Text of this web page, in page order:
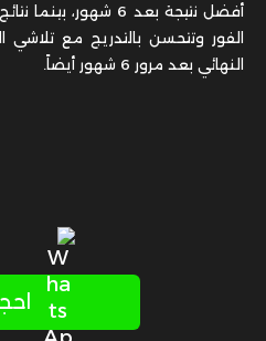
أفضل نتيجة بعد 6
الفور وتتحسن بالتدريج مع تلاشي
النهائي بعد مرور 6 شهور أيضاً.